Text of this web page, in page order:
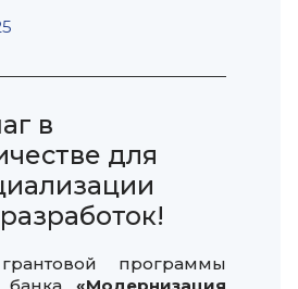
в
для
программы